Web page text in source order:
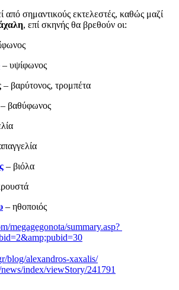
από σημαντικούς εκτελεστές, καθώς μαζί
, επί σκηνής θα βρεθούν οι:
– υψίφωνος
– βαρύτονος, τρομπέτα
– βαθύφωνος
– βιόλα
– ηθοποιός
megagegonota/summary.asp?
blog/alexandros-xaxalis/
index/viewStory/241791